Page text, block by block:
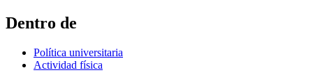
Dentro de
Política universitaria
Actividad física